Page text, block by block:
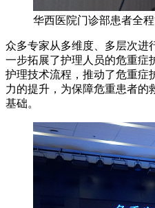
华西医院门诊部患者全
众多专家从多维度、多层次进
一步拓展了护理人员的危重症
护理技术流程，推动了危重症
力的提升，为保障危重患者的
基础。